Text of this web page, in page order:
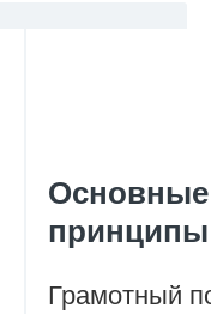
Основные
принципы
Грамотный